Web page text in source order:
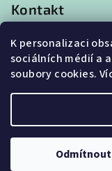
K personalizaci
sociálních médií a
soubory cookies.
Odmítnout
Kontakt
shop@
+420 734 673 849